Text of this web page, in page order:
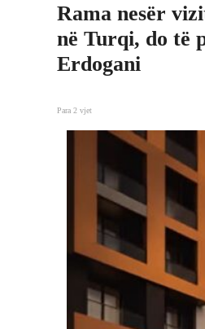
Rama nesër
në Turqi, do të
Erdogani
Para 2 vjet